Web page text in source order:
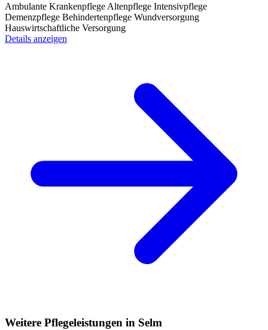
Ambulante Krankenpflege Altenpflege Intensivpflege
Demenzpflege Behindertenpflege Wundversorgung
Hauswirtschaftliche Versorgung
Details anzeigen
Weitere Pflegeleistungen in Selm